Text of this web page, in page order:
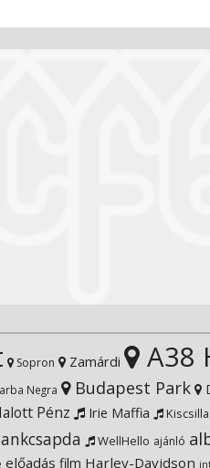
Sopron Zamárdi A38
Negra Budapest Park
Pénz Irie Maffia
WellHello ajánló
előadás film Harley-Davidson